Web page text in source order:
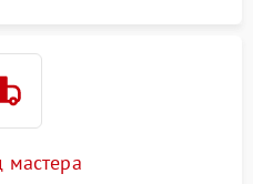
мастера